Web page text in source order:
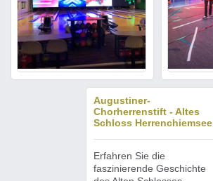
Augustiner-
Chorherrenstift - Altes
Schloss Herrenchiemsee
Erfahren Sie die
faszinierende Geschichte